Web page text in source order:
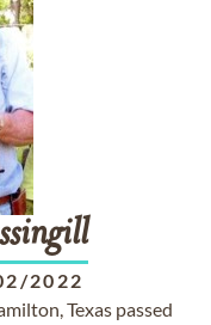
2022
Texas passed